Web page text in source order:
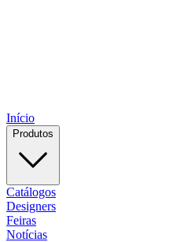
Início
Produtos
Catálogos
Designers
Feiras
Notícias